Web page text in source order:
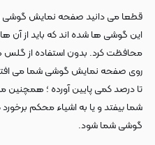
قطعا می دانید صفحه نمایش گوشی
این گوشی ها شده اند که باید از آن
محافظت کرد. بدون استفاده از
روی صفحه نمایش گوشی شما می
تا درصد کمی پایین آورده ؛
شما بیفتد و یا به اشیاء محکم
گوشی شما شود.